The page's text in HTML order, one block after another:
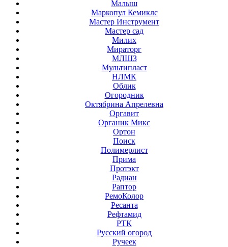
Малыш
Маркопул Кемиклс
Мастер Инструмент
Мастер сад
Милих
Мираторг
МЛШЗ
Мультипласт
НЛМК
Облик
Огородник
Октябрина Апрелевна
Оргавит
Органик Микс
Ортон
Поиск
Полимерлист
Прима
Протэкт
Радиан
Раптор
РемоКолор
Ресанта
Рефтамид
РТК
Русский огород
Ручеек